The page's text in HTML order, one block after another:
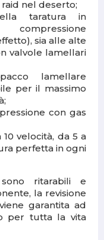
nel deserto;
taratura in
sia alle alte
valvole lamellari
lamellare
per il massimo
con gas
velocità, da 5 a
perfetta in ogni
ritarabili e
la revisione
garantita ad
per tutta la vita